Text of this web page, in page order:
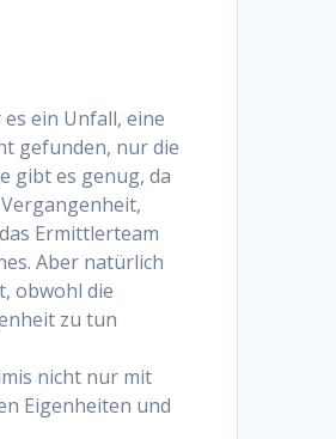
ein Unfall, eine
gefunden, nur die
gibt es genug, da
Ermittlerteam
Aber natürlich
obwohl die
zu tun
nicht nur mit
Eigenheiten und